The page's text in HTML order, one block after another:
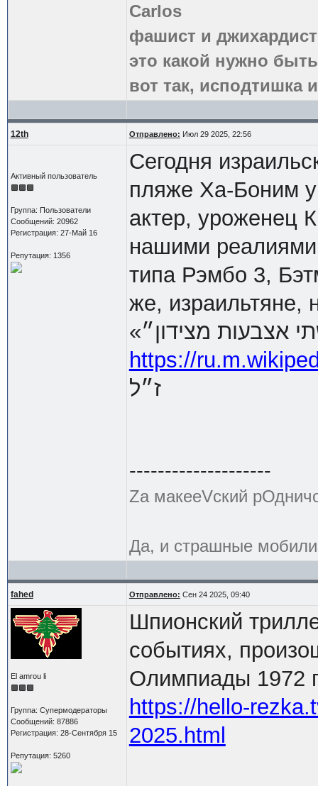
Carlos
фашист и
это какой нужно
вот так, исподтишка
12th Отправлено: Июл 29 2025, 22:56
Активный пользователь
Группа: Пользователи
Сообщений: 20962
Регистрация: 27-Май 16
Репутация: 1356
Сегодня
пляже Ха-Боним у
актер, уроженец
нашими реалиями
типа Рэмбо 3,
же, израильтяне,
אצבעות מצידון״
https://
ז״ל
--------------------
Zа макееVский
Да, и страшные
fahed Отправлено: Сен 24 2025, 09:40
El amrou li
Группа: Супермодераторы
Сообщений: 87886
Регистрация: 28-Сентября 15
Репутация: 5260
Шпионский
событиях,
Олимпиады 1972
https://hello-
2025.html